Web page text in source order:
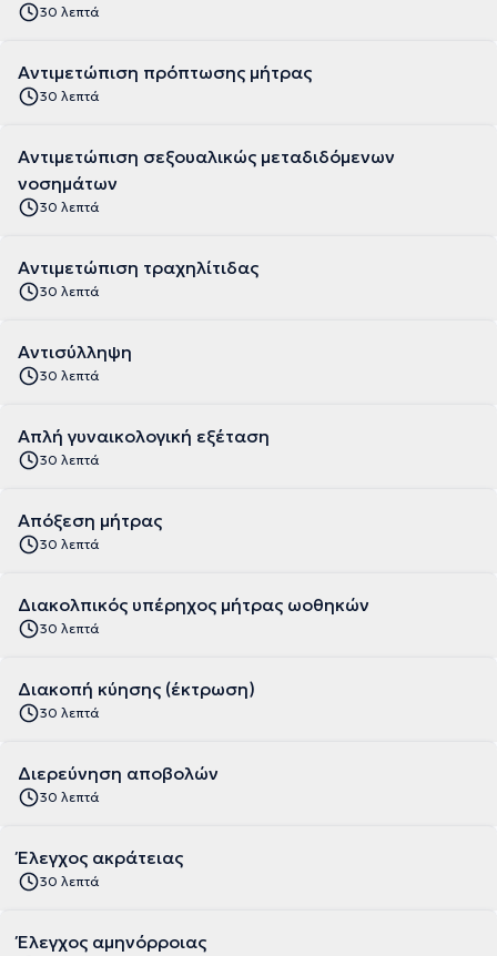
30 λεπτά
Αντιμετώπιση πρόπτωσης μήτρας
30 λεπτά
Αντιμετώπιση σεξουαλικώς μεταδιδόμενων
νοσημάτων
30 λεπτά
Αντιμετώπιση τραχηλίτιδας
30 λεπτά
Αντισύλληψη
30 λεπτά
Απλή γυναικολογική εξέταση
30 λεπτά
Απόξεση μήτρας
30 λεπτά
Διακολπικός υπέρηχος μήτρας ωοθηκών
30 λεπτά
Διακοπή κύησης (έκτρωση)
30 λεπτά
Διερεύνηση αποβολών
30 λεπτά
Έλεγχος ακράτειας
30 λεπτά
Έλεγχος αμηνόρροιας